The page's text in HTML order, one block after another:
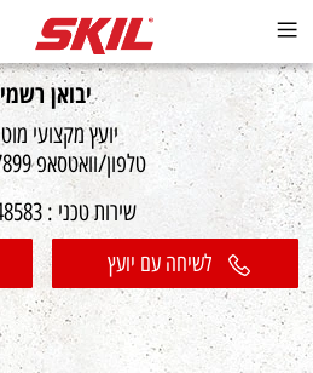
יבואן רשמי
יועץ מקצועי
טלפון/וואטסאפ 08-6167899
שירות טכני : 08-9948583
לשיחה עם יועץ